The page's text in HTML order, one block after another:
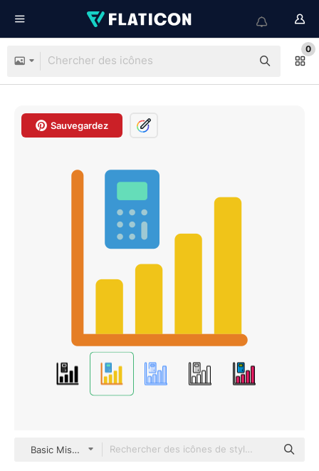
0
Sauvegardez
Basic Miscellany Flat